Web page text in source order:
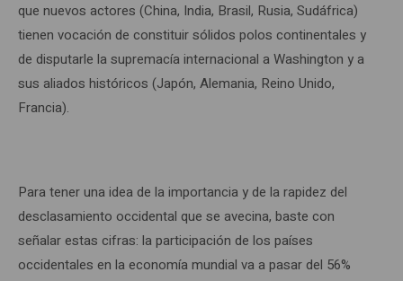
que nuevos actores (China, India, Brasil, Rusia, Sudáfrica)
tienen vocación de constituir sólidos polos continentales y
de disputarle la supremacía internacional a Washington y a
sus aliados históricos (Japón, Alemania, Reino Unido,
Francia).
Para tener una idea de la importancia y de la rapidez del
desclasamiento occidental que se avecina, baste con
señalar estas cifras: la participación de los países
occidentales en la economía mundial va a pasar del 56%